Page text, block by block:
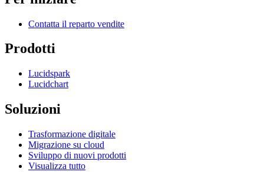
Contatta il reparto vendite
Prodotti
Lucidspark
Lucidchart
Soluzioni
Trasformazione digitale
Migrazione su cloud
Sviluppo di nuovi prodotti
Visualizza tutto